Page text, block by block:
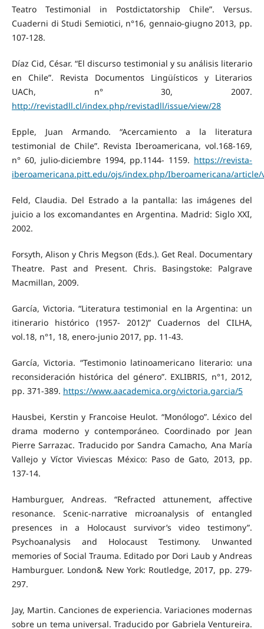
Teatro Testimonial in Postdictatorship Chile”. Versus.
Cuaderni di Studi Semiotici, n°16, gennaio-giugno 2013, pp.
107-128.
Díaz Cid, César. “El discurso testimonial y su análisis literario
en Chile”. Revista Documentos Lingüísticos y Literarios
UACh, n° 30, 2007.
http://revistadll.cl/index.php/revistadll/issue/view/28
Epple, Juan Armando. “Acercamiento a la literatura
testimonial de Chile”. Revista Iberoamericana, vol.168-169,
n° 60, julio-diciembre 1994, pp.1144- 1159. https://revista-
iberoamericana.pitt.edu/ojs/index.php/Iberoamericana/article/
Feld, Claudia. Del Estrado a la pantalla: las imágenes del
juicio a los excomandantes en Argentina. Madrid: Siglo XXI,
2002.
Forsyth, Alison y Chris Megson (Eds.). Get Real. Documentary
Theatre. Past and Present. Chris. Basingstoke: Palgrave
Macmillan, 2009.
García, Victoria. “Literatura testimonial en la Argentina: un
itinerario histórico (1957- 2012)” Cuadernos del CILHA,
vol.18, n°1, 18, enero-junio 2017, pp. 11-43.
García, Victoria. “Testimonio latinoamericano literario: una
reconsideración histórica del género”. EXLIBRIS, n°1, 2012,
pp. 371-389. https://www.aacademica.org/victoria.garcia/5
Hausbei, Kerstin y Francoise Heulot. “Monólogo”. Léxico del
drama moderno y contemporáneo. Coordinado por Jean
Pierre Sarrazac. Traducido por Sandra Camacho, Ana María
Vallejo y Víctor Viviescas México: Paso de Gato, 2013, pp.
137-14.
Hamburguer, Andreas. “Refracted attunement, affective
resonance. Scenic-narrative microanalysis of entangled
presences in a Holocaust survivor’s video testimony”.
Psychoanalysis and Holocaust Testimony. Unwanted
memories of Social Trauma. Editado por Dori Laub y Andreas
Hamburguer. London& New York: Routledge, 2017, pp. 279-
297.
Jay, Martin. Canciones de experiencia. Variaciones modernas
sobre un tema universal. Traducido por Gabriela Ventureira.